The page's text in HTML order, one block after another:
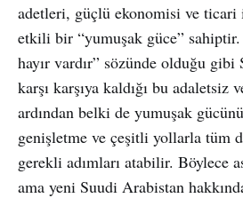
adetleri, güçlü ekonomisi ve
etkili bir “yumuşak güce”
hayır vardır” sözünde olduğu
karşı karşıya kaldığı bu adaletsiz
ardından belki de yumuşak
genişletme ve çeşitli yollarla tüm
gerekli adımları atabilir. Böylece
ama yeni Suudi Arabistan